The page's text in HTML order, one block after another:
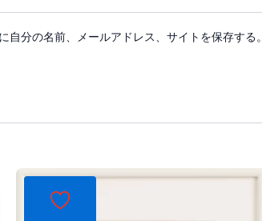
分の名前、メールアドレス、サイトを保存する。